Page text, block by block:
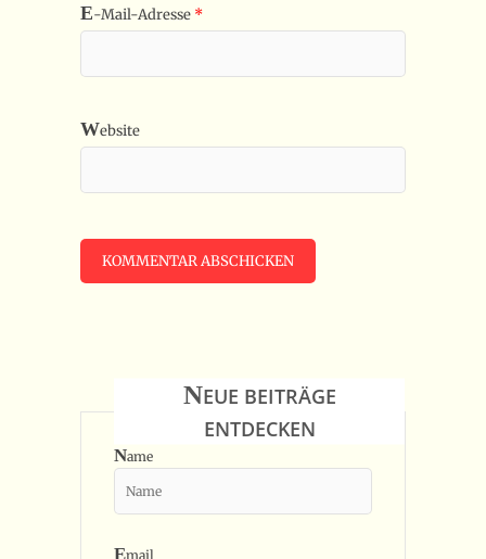
E-Mail-Adresse *
Website
NEUE BEITRÄGE
ENTDECKEN
Name
Email